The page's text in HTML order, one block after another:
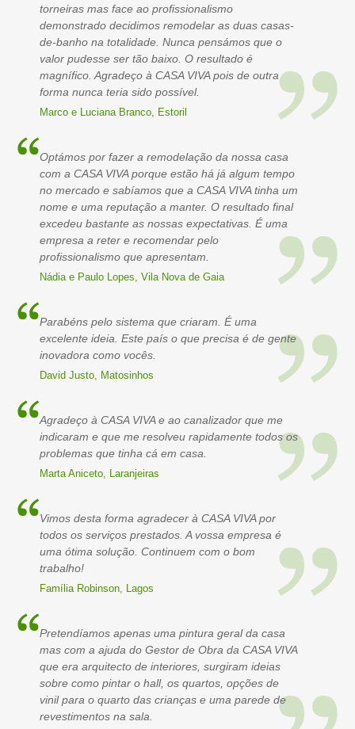
torneiras mas face ao profissionalismo
demonstrado decidimos remodelar as duas casas-
de-banho na totalidade. Nunca pensámos que o
valor pudesse ser tão baixo. O resultado é
magnífico. Agradeço à CASA VIVA pois de outra
forma nunca teria sido possível.
Marco e Luciana Branco, Estoril
Optámos por fazer a remodelação da nossa casa
com a CASA VIVA porque estão há já algum tempo
no mercado e sabíamos que a CASA VIVA tinha um
nome e uma reputação a manter. O resultado final
excedeu bastante as nossas expectativas. É uma
empresa a reter e recomendar pelo
profissionalismo que apresentam.
Nádia e Paulo Lopes, Vila Nova de Gaia
Parabéns pelo sistema que criaram. É uma
excelente ideia. Este país o que precisa é de gente
inovadora como vocês.
David Justo, Matosinhos
Agradeço à CASA VIVA e ao canalizador que me
indicaram e que me resolveu rapidamente todos os
problemas que tinha cá em casa.
Marta Aniceto, Laranjeiras
Vimos desta forma agradecer à CASA VIVA por
todos os serviços prestados. A vossa empresa é
uma ótima solução. Continuem com o bom
trabalho!
Família Robinson, Lagos
Pretendíamos apenas uma pintura geral da casa
mas com a ajuda do Gestor de Obra da CASA VIVA
que era arquitecto de interiores, surgiram ideias
sobre como pintar o hall, os quartos, opções de
vinil para o quarto das crianças e uma parede de
revestimentos na sala.